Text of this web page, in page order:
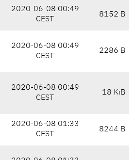
2020-06-08 00:49
CEST
8152 B
2020-06-08 00:49
CEST
2286 B
2020-06-08 00:49
CEST
18 KiB
2020-06-08 01:33
CEST
8244 B